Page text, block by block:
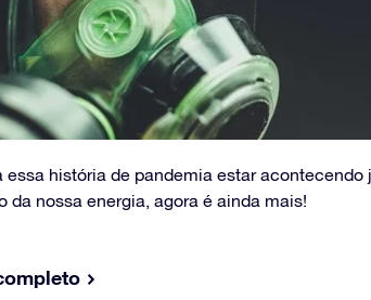
essa história de pandemia estar
da nossa energia, agora é ainda mais!